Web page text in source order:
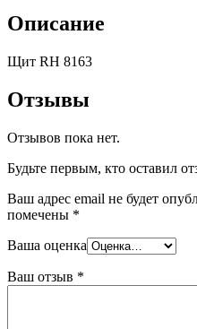
Описание
Щит RH 8163
Отзывы
Отзывов пока нет.
Будьте первым, кто оставил
Ваш адрес email не будет
помечены *
Ваша оценка
Ваш отзыв *